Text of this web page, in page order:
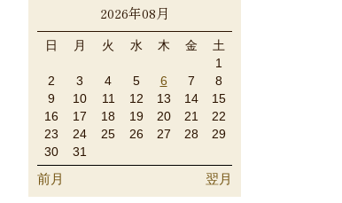
2026年08月
日 月 火 水 木 金
土
1
2
3 4 5 6 7
8
9
10 11 12 13 14
15
16
17 18 19 20 21
22
23
24 25 26 27 28
29
30
31
前月 翌月